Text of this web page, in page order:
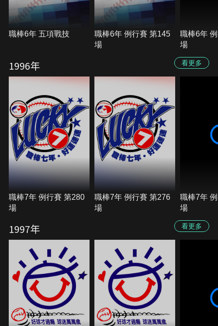
職棒6年 五項戰技
職棒6年 例行賽 第145
場
職棒6年
場
1996年 看更多
職棒7年 例行賽 第280
場
職棒7年 例行賽 第276
場
職棒7年
場
1997年 看更多